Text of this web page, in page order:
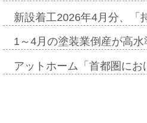
新設着工2026年4月分、
1～4月の塗装業倒産が高
アットホーム「首都圏に